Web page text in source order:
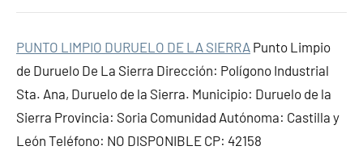
PUNTO LIMPIO DURUELO DE LA SIERRA Punto Limpio
de Duruelo De La Sierra Dirección: Polígono Industrial
Sta. Ana, Duruelo de la Sierra. Municipio: Duruelo de la
Sierra Provincia: Soria Comunidad Autónoma: Castilla y
León Teléfono: NO DISPONIBLE CP: 42158